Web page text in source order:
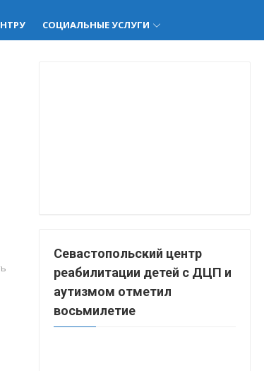
СОЦИАЛЬНЫЕ УСЛУГИ
Севастопольский центр
реабилитации детей с ДЦП и
аутизмом отметил
восьмилетие